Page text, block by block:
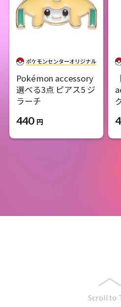
Pokémon accessory
選べる3点 ピアス5 ジ
ラーチ
440 円
Scroll to